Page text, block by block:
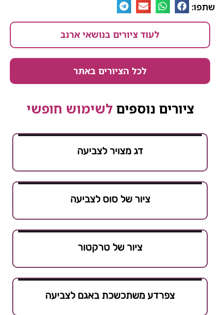
שתפו:
לעוד ציורים בנושאי ארנב
לכל הציורים באתר
ציורים נוספים לשימוש חופשי
דג מצויר לצביעה
ציור של סוס לצביעה
ציור של טרקטור
צפרדע משתכשכת באגם לצביעה